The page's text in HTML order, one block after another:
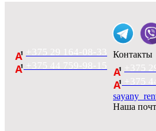
+375 29 164-08-33
+375 44 759-98-15
Контакты
+375
+375
Наша